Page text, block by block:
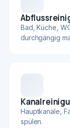
Bad, Küche,
durchgängig
Hauptkanäle,
spülen.